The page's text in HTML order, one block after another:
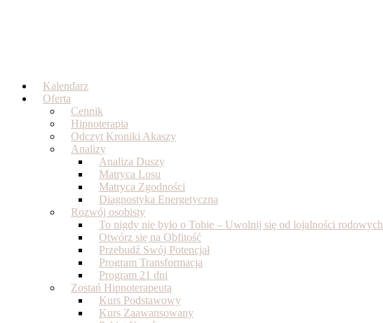
Kalendarz
Oferta
Cennik
Hipnoterapia
Odczyt Kroniki Akaszy
Analizy
Analiza Duszy
Matryca Losu
Matryca Zgodności
Diagnostyka Energetyczna
Rozwój osobisty
To nigdy nie było o Tobie – Uwolnij się od lojalności rodowych
Otwórz się na Obfitość
Przebudź Swój Potencjał
Program Transformacja
Program 21 dni
Zostań Hipnoterapeutą
Kurs Podstawowy
Kurs Zaawansowany